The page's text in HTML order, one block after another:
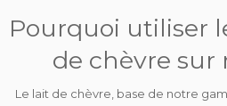
Pourquoi utiliser
de chèvre sur
Le lait de chèvre, base de notre